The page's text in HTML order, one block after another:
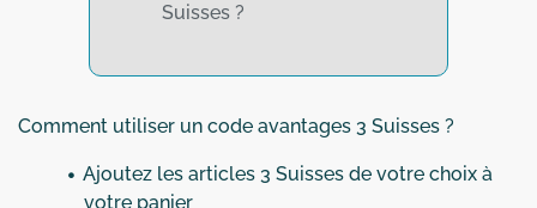
Suisses ?
Comment utiliser un code avantages 3 Suisses ?
Ajoutez les articles 3 Suisses de votre choix à
votre panier